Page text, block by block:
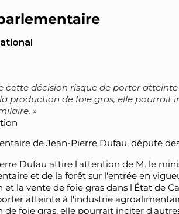
cette décision risque de porter
production de foie gras, elle pourrait
de Jean-Pierre Dufau, député
Dufau attire l'attention de M. le
et de la forêt sur l'entrée en
la vente de foie gras dans l'État de
atteinte à l'industrie
de foie gras, elle pourrait inciter